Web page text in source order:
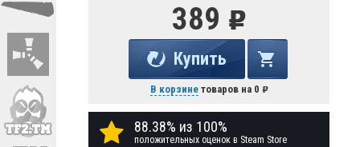
389
Купить
В корзинетоваров на 0
88.38% из 100%
положительных оценок в Steam Store